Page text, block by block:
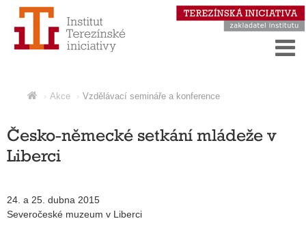
Akce Vzdělávací semináře a konference
Česko-německé setkání mládeže v
Liberci
24. a 25. dubna 2015
Severočeské muzeum v Liberci